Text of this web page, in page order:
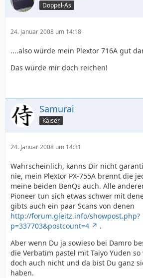
Doppel-As
24. Januar 2008 um 14:18
....also würde mein Plextor 716A gut
Das würde mir doch reichen!
Samurai
Kaiser
24. Januar 2008 um 14:31
Wahrscheinlich, kanns Dir nicht
nie, mein Plextor PX-755A brennt die
meine beiden BenQs auch. Alle
Pioneer tun sich etwas schwer mit
gibts auch ein paar Scans von denen
http://forum.gleitz.info/showpost.php?
p=337703&postcount=4
.
Aber wenn Du ja sowieso bei Damro
die Verbatim pastel mit Taiyo Yuden
doch auch nicht und da bist Du ganz
haben.